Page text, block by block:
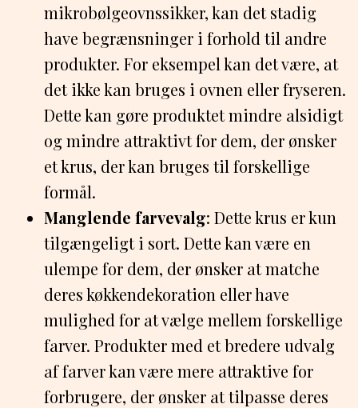
mikrobølgeovnssikker, kan det stadig
have begrænsninger i forhold til andre
produkter. For eksempel kan det være, at
det ikke kan bruges i ovnen eller fryseren.
Dette kan gøre produktet mindre alsidigt
og mindre attraktivt for dem, der ønsker
et krus, der kan bruges til forskellige
formål.
Manglende farvevalg: Dette krus er kun
tilgængeligt i sort. Dette kan være en
ulempe for dem, der ønsker at matche
deres køkkendekoration eller have
mulighed for at vælge mellem forskellige
farver. Produkter med et bredere udvalg
af farver kan være mere attraktive for
forbrugere, der ønsker at tilpasse deres